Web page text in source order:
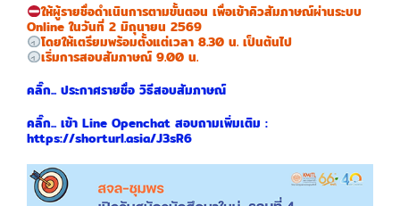
ให้ผู้รายชื่อดำเนินการตามขั้นตอน เพื่อเข้าคิวสัมภาษณ์ผ่านระบบ
Online ในวันที่ 2 มิถุนายน 2569
โดยให้เตรียมพร้อมตั้งแต่เวลา 8.30 น. เป็นต้นไป
เริ่มการสอบสัมภาษณ์ 9.00 น.
คลิ๊ก... ประกาศรายชื่อ วิธีสอบสัมภาษณ์
คลิ๊ก... เข้า Line Openchat สอบถามเพิ่มเติม :
https://shorturl.asia/J3sR6